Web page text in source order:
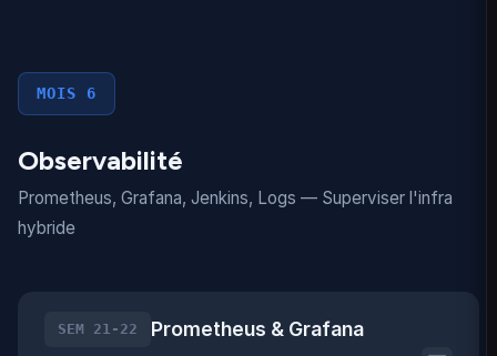
MOIS 6
Observabilité
Prometheus, Grafana, Jenkins, Logs — Superviser l'infra
hybride
SEM 21-22 Prometheus & Grafana